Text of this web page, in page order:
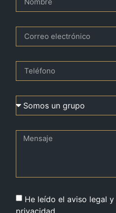
He leído el aviso legal
privacidad